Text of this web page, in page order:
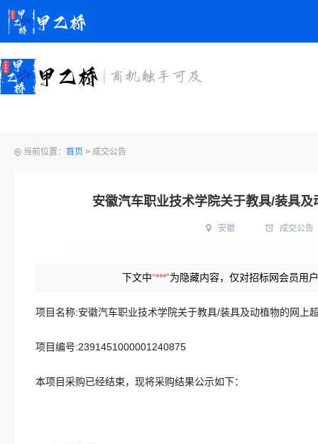
当前位置： 首页 > 成交公告
安徽汽车职业技术学院关于教具/装具
安徽 成交公告
下文中“***”为隐藏内容，仅对招标网会员用
项目名称:安徽汽车职业技术学院关于教具/装具及动植物的网上
项目编号:2391451000001240875
本项目采购已经结束，现将采购结果公示如下：